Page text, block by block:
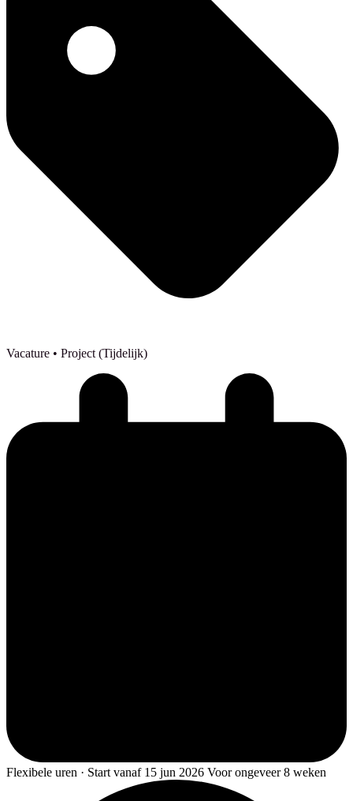
Vacature • Project (Tijdelijk)
Flexibele uren · Start vanaf 15 jun 2026 Voor ongeveer 8 weken